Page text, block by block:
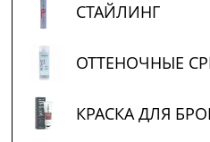
СТАЙЛИНГ
ОТТЕНОЧНЫЕ
КРАСКА ДЛЯ